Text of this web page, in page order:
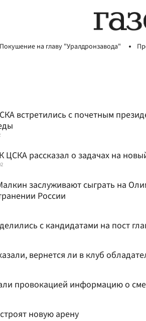
Покушение на главу "Уралдронзавода"
встретились с почетным
ЦСКА рассказал о задачах на
заслуживают сыграть на
России
с кандидатами на пост
вернется ли в клуб
провокацией информацию о
новую арену